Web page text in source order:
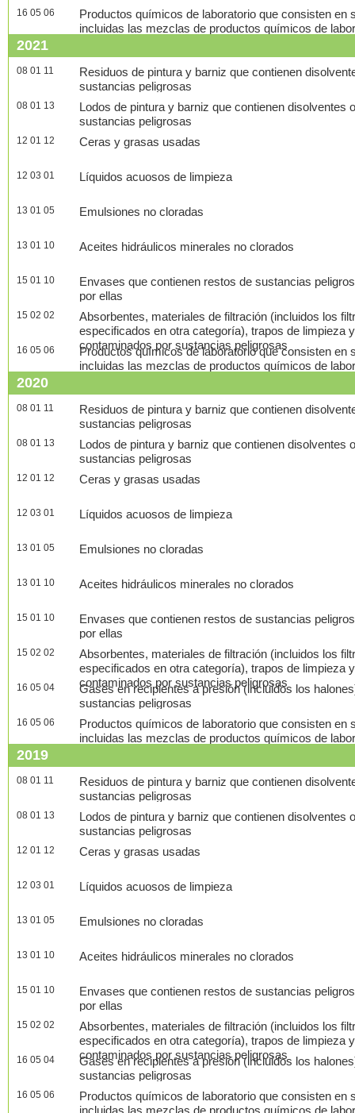
contaminados por sustancias peligrosas
16 05 06
Productos químicos de laboratorio que consisten en
incluidas las mezclas de productos químicos de
2021
08 01 11
Residuos de pintura y barniz que contienen
sustancias peligrosas
08 01 13
Lodos de pintura y barniz que contienen disolventes
sustancias peligrosas
12 01 12 Ceras y grasas usadas
12 03 01 Líquidos acuosos de limpieza
13 01 05 Emulsiones no cloradas
13 01 10 Aceites hidráulicos minerales no clorados
15 01 10
Envases que contienen restos de sustancias
por ellas
15 02 02
Absorbentes, materiales de filtración (incluidos los
especificados en otra categoría), trapos de limpieza
contaminados por sustancias peligrosas
16 05 06
Productos químicos de laboratorio que consisten en
incluidas las mezclas de productos químicos de
2020
08 01 11
Residuos de pintura y barniz que contienen
sustancias peligrosas
08 01 13
Lodos de pintura y barniz que contienen disolventes
sustancias peligrosas
12 01 12 Ceras y grasas usadas
12 03 01 Líquidos acuosos de limpieza
13 01 05 Emulsiones no cloradas
13 01 10 Aceites hidráulicos minerales no clorados
15 01 10
Envases que contienen restos de sustancias
por ellas
15 02 02
Absorbentes, materiales de filtración (incluidos los
especificados en otra categoría), trapos de limpieza
contaminados por sustancias peligrosas
16 05 04
Gases en recipientes a presión (incluidos los
sustancias peligrosas
16 05 06
Productos químicos de laboratorio que consisten en
incluidas las mezclas de productos químicos de
2019
08 01 11
Residuos de pintura y barniz que contienen
sustancias peligrosas
08 01 13
Lodos de pintura y barniz que contienen disolventes
sustancias peligrosas
12 01 12 Ceras y grasas usadas
12 03 01 Líquidos acuosos de limpieza
13 01 05 Emulsiones no cloradas
13 01 10 Aceites hidráulicos minerales no clorados
15 01 10
Envases que contienen restos de sustancias
por ellas
15 02 02
Absorbentes, materiales de filtración (incluidos los
especificados en otra categoría), trapos de limpieza
contaminados por sustancias peligrosas
16 05 04
Gases en recipientes a presión (incluidos los
sustancias peligrosas
16 05 06
Productos químicos de laboratorio que consisten en
incluidas las mezclas de productos químicos de